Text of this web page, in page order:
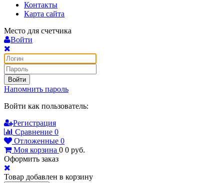
Контакты
Карта сайта
Место для счетчика
Войти
Войти
Напомнить пароль
Войти как пользователь:
Регистрация
Сравнение 0
Отложенные 0
Моя корзина 0 0 руб.
Оформить заказ
Товар добавлен в корзину